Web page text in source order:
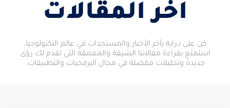
آخر المقالات
كن على دراية بآخر الأخبار والمستجدات في عالم التكنولوجيا.
استمتع بقراءة مقالاتنا الشيقة والمعمقة التي تقدم لك رؤى
جديدة وتحليلات مفصلة في مجال البرمجيات والتطبيقات.